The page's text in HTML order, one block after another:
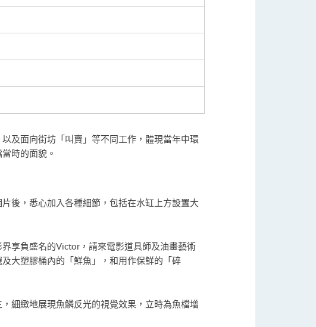
及面向街坊「叫賣」等不同工作，體現當年中環
時的面貌。
後，悉心加入各種細節，包括在水缸上方設置大
享負盛名的Victor，請來電影道具師及油畫藝術
大塑膠桶內的「鮮魚」，和用作保鮮的「碎
細緻地展現魚鱗反光的視覺效果，立時為魚檔增